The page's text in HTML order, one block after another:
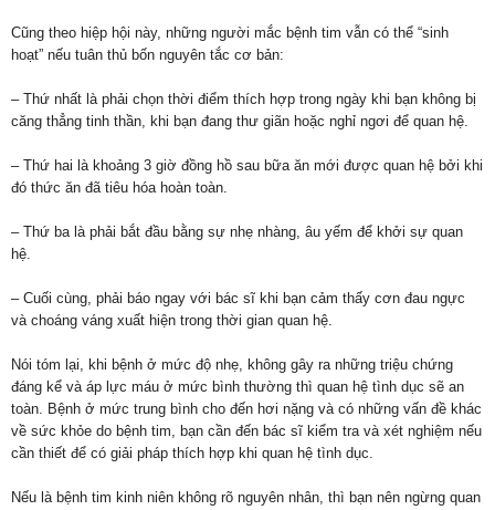
Cũng theo hiệp hội này, những người mắc bệnh tim vẫn có thể “sinh
hoạt” nếu tuân thủ bốn nguyên tắc cơ bản:
– Thứ nhất là phải chọn thời điểm thích hợp trong ngày khi bạn không bị
căng thẳng tinh thần, khi bạn đang thư giãn hoặc nghỉ ngơi để quan hệ.
– Thứ hai là khoảng 3 giờ đồng hồ sau bữa ăn mới được quan hệ bởi khi
đó thức ăn đã tiêu hóa hoàn toàn.
– Thứ ba là phải bắt đầu bằng sự nhẹ nhàng, âu yếm để khởi sự quan
hệ.
– Cuối cùng, phải báo ngay với bác sĩ khi bạn cảm thấy cơn đau ngực
và choáng váng xuất hiện trong thời gian quan hệ.
Nói tóm lại, khi bệnh ở mức độ nhẹ, không gây ra những triệu chứng
đáng kể và áp lực máu ở mức bình thường thì quan hệ tình dục sẽ an
toàn. Bệnh ở mức trung bình cho đến hơi nặng và có những vấn đề khác
về sức khỏe do bệnh tim, bạn cần đến bác sĩ kiểm tra và xét nghiệm nếu
cần thiết để có giải pháp thích hợp khi quan hệ tình dục.
Nếu là bệnh tim kinh niên không rõ nguyên nhân, thì bạn nên ngừng quan